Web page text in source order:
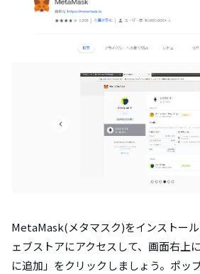
MetaMask(メタマスク)をインストー
ェブストアにアクセスして、画面右上
に追加」をクリックしましょう。ポッ